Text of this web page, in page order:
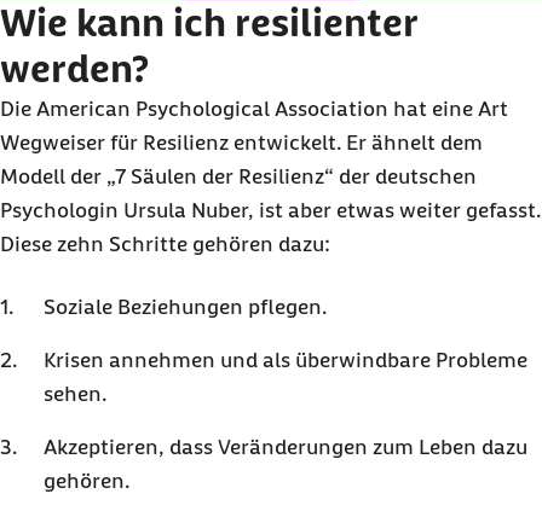
Wie kann ich resilienter
werden?
Die American Psychological Association hat eine Art
Wegweiser für Resilienz entwickelt. Er ähnelt dem
Modell der „7 Säulen der Resilienz“ der deutschen
Psychologin Ursula Nuber, ist aber etwas weiter gefasst.
Diese zehn Schritte gehören dazu:
Soziale Beziehungen pflegen.
Krisen annehmen und als überwindbare Probleme
sehen.
Akzeptieren, dass Veränderungen zum Leben dazu
gehören.